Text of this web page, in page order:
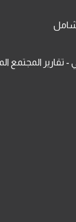
- تقارير المجتمع